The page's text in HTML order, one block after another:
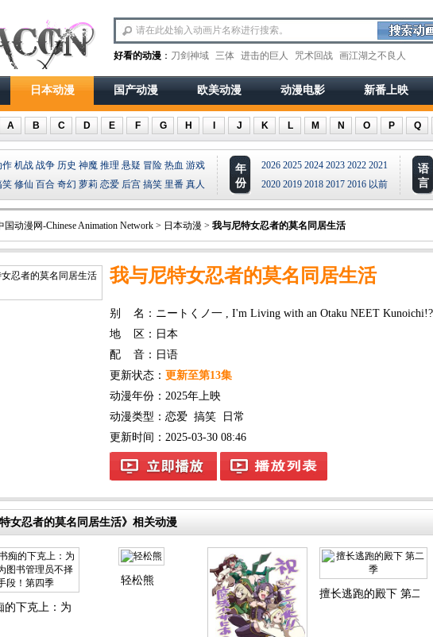
好看的动漫 ： 刀剑神域 三体 进击的巨人 咒术回战 画江湖之不良人
日本动漫 国产动漫 欧美动漫 动漫电影 新番上映
A B C D E F G H J K L M N O P Q
作 机战 战争 历史 神魔 推理 悬疑 冒险 热血 游戏
笑 修仙 百合 奇幻 萝莉 恋爱 后宫 搞笑 里番 真人
年
份
2026 2025 2024 2023 2022 2021
2020 2019 2018 2017 2016 以前
语
言
国动漫网-Chinese Animation Network > 日本动漫 > 我与尼特女忍者的莫名同居生活
我与尼特女忍者的莫名同居生活
别 名：ニートくノ一 , I'm Living with an Otaku NEET Kunoichi!?
地 区：日本
配 音：日语
更新状态： 更新至第13集
动漫年份： 2025年上映
动漫类型： 恋爱 搞笑
日常
更新时间：2025-03-30 08:46
女忍者的莫名同居生活》相关动漫
，S等级作弊魔术师冒险记
的下克上：为了成为图书管理员不择手段！第四季
轻松熊
擅长逃跑的殿下 第二季